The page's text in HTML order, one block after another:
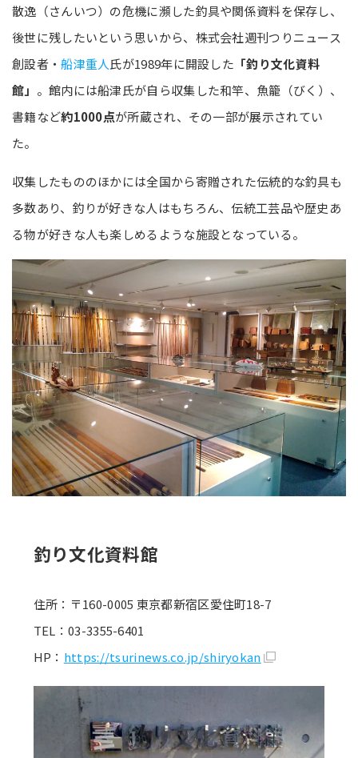
散逸（さんいつ）の危機に瀕した釣具や関係資料を保存し、
後世に残したいという思いから、株式会社週刊つりニュース
創設者・船津重人氏が1989年に開設した 「釣り文化資料
館」 。館内には船津氏が自ら収集した和竿、魚籠（びく）、
書籍など約1000点が所蔵され、その一部が展示されてい
た。
収集したもののほかには全国から寄贈された伝統的な釣具も
多数あり、釣りが好きな人はもちろん、伝統工芸品や歴史あ
る物が好きな人も楽しめるような施設となっている。
釣り文化資料館
住所：〒160-0005 東京都新宿区愛住町18-7
TEL：03-3355-6401
HP： https://tsurinews.co.jp/shiryokan